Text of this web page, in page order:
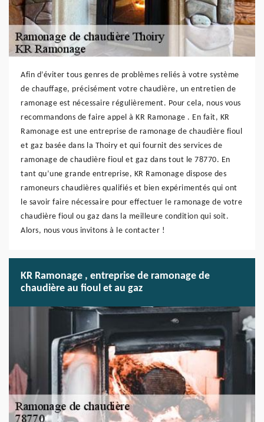
Afin d’éviter tous genres de problèmes reliés à votre système
de chauffage, précisément votre chaudière, un entretien de
ramonage est nécessaire régulièrement. Pour cela, nous vous
recommandons de faire appel à KR Ramonage . En fait, KR
Ramonage est une entreprise de ramonage de chaudière fioul
et gaz basée dans la Thoiry et qui fournit des services de
ramonage de chaudière fioul et gaz dans tout le 78770. En
tant qu’une grande entreprise, KR Ramonage dispose des
ramoneurs chaudières qualifiés et bien expérimentés qui ont
le savoir faire nécessaire pour effectuer le ramonage de votre
chaudière fioul ou gaz dans la meilleure condition qui soit.
Alors, nous vous invitons à le contacter !
KR Ramonage , entreprise de ramonage de
chaudière au fioul et au gaz